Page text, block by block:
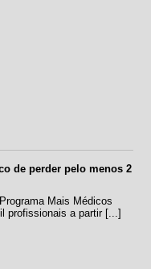
de perder pelo menos 2
Mais Médicos
profissionais a partir [...]